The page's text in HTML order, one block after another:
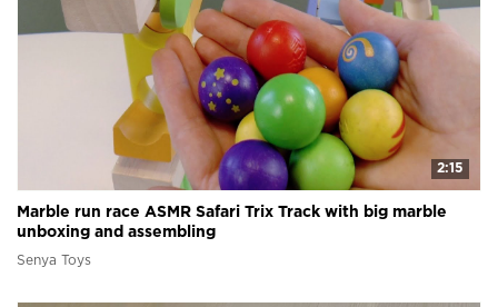
2:15
Marble run race ASMR Safari Trix Track with big marble
unboxing and assembling
Senya Toys